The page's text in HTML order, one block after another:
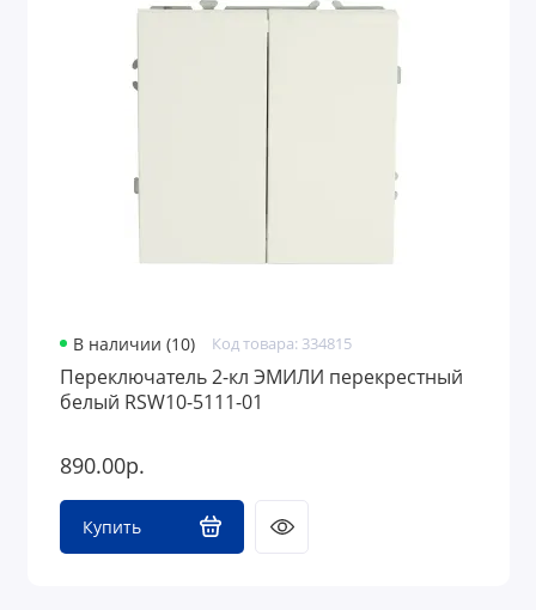
В наличии (10) Код товара: 334815
Переключатель 2-кл ЭМИЛИ перекрестный
белый RSW10-5111-01
890.00р.
Купить